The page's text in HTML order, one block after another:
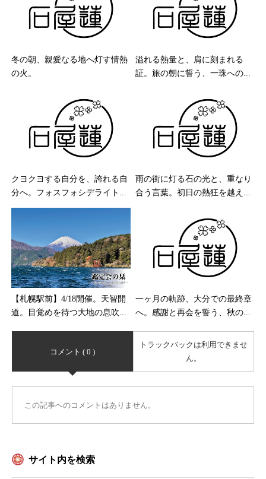
冬の朝、親愛なる地へ灯す情熱
の火。
溢れる熱量と、肩に刻まれる
証。旅の朝に誓う、一珠への...
クヨクヨする自分を、誇れる自
分へ。フォスフォシデライト...
雨の街に灯る石の光と、重なり
合う言葉。初日の熱狂を越え...
【札幌駅前】4/18開催。天智開
道。目覚めを待つ大地の息吹...
一ヶ月の軌跡、大分での最終章
へ。感謝と再会を誓う、秋の...
コメント ( 0 )
トラックバックは利用できませ
ん。
この記事へのコメントはありません。
サイト内を検索